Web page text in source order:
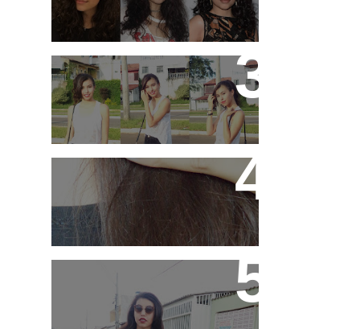
você se inspirar!
3 ideias de looks para
ir pra escola!
Hidratando o cabelo
com Leite !
Look: Moletom cinza e
sapatilha simples